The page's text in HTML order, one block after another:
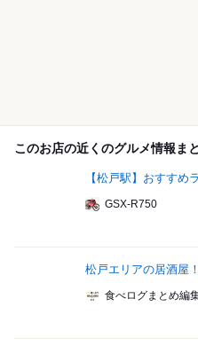
このお店の近くのグルメ情報ま
【松戸駅】おすすめ
GSX-R750
松戸エリアの居酒屋
食べログまとめ編